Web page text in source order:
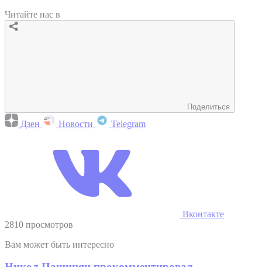
Читайте нас в
Поделиться
Дзен Новости Telegram
Вконтакте
2810 просмотров
Вам может быть интересно